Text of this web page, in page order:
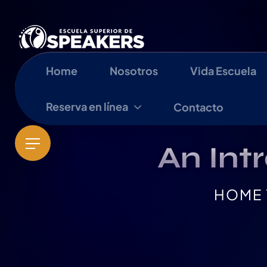
Home Nosotros Vida Escuela
Reserva en línea Contacto
An
HOME